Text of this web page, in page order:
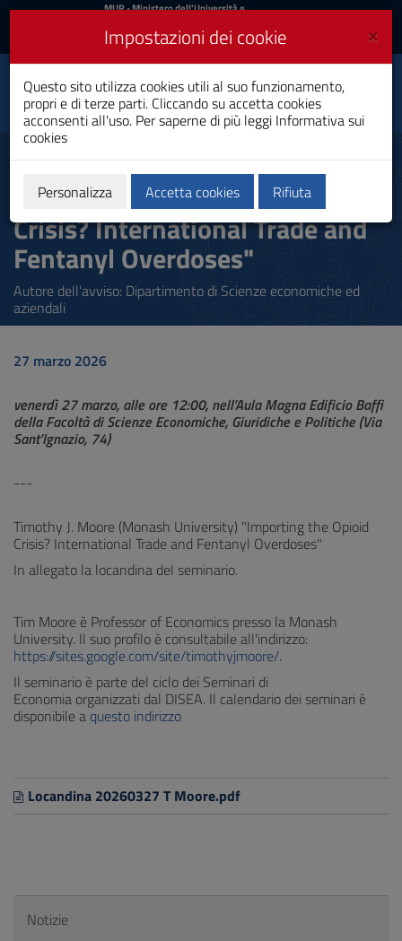
Vai
al
navigazione
del
sito
Vai
al
Footer
MIUR
Accedi
MUR- Ministero dell'Università e
Accedi UniCA News
Toggle
navigation
Università degli
Studi di Cagliari
Seminari di Economia - Tim
Moore "Importing the Opioid
Crisis? International Trade and
Fentanyl Overdoses"
Autore dell'avviso: Dipartimento di Scienze economiche ed
aziendali
27 marzo 2026
venerdì 27 marzo, alle ore 12:00, nell’Aula Magna Edificio Baffi
della Facoltà di Scienze Economiche, Giuridiche e Politiche (Via
Sant’Ignazio, 74)
---
Timothy J. Moore (Monash University) "Importing the Opioid
Crisis? International Trade and Fentanyl Overdoses"
In allegato la locandina del seminario.
Tim Moore è Professor of Economics presso la Monash
University. Il suo profilo è consultabile all'indirizzo:
https://sites.google.com/site/timothyjmoore/.
Il seminario è parte del ciclo dei Seminari di
Economia organizzati dal DISEA. Il calendario dei seminari è
disponibile a questo indirizzo
Locandina 20260327 T Moore.pdf
Notizie
×
Impostazioni dei cookie
Questo sito utilizza cookies utili al suo funzionamento,
propri e di terze parti. Cliccando su accetta cookies
acconsenti all'uso. Per saperne di più leggi Informativa sui
cookies
Personalizza Accetta cookies Rifiuta